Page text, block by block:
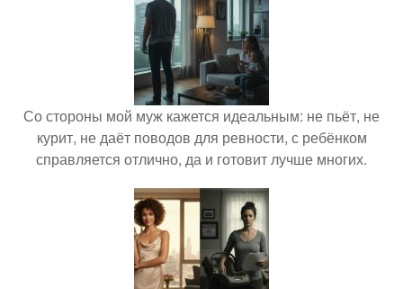
Со стороны мой муж кажется идеальным: не пьёт, не
курит, не даёт поводов для ревности, с ребёнком
справляется отлично, да и готовит лучше многих.